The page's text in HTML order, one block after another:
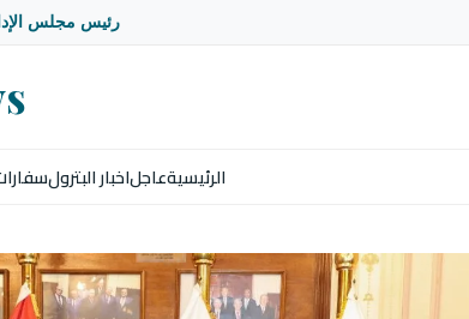
رئيس مجلس
الرئيسيةعاجلاخبار البترول